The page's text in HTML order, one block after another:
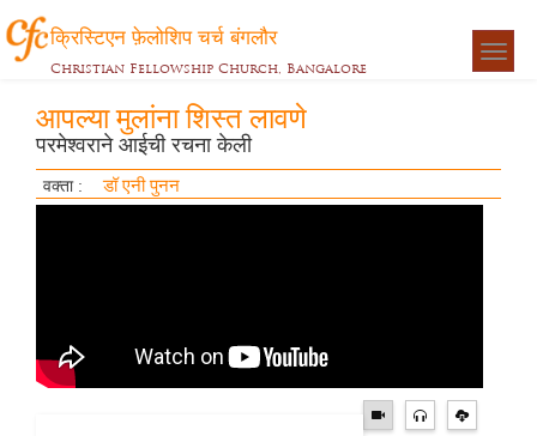
क्रिस्टिएन फ़ेलोशिप चर्च बंगलौर
Christian Fellowship Church, Bangalore
आपल्या मुलांना शिस्त लावणे
परमेश्वराने आईची रचना केली
वक्ता : डॉ एनी पुनन